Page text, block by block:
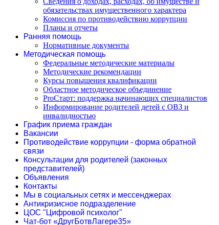
обязательствах имущественного характера
Комиссия по противодействию коррупции
Планы и отчеты
Ранняя помощь
Нормативные документы
Методическая помощь
Федеральные методические материалы
Методические рекомендации
Курсы повышения квалификации
Областное методическое объединение
ProСтарт: поддержка начинающих специалистов
Информирование родителей детей с ОВЗ и
инвалидностью
График приема граждан
Вакансии
Противодействие коррупции - форма обратной
связи
Консультации для родителей (законных
представителей)
Объявления
Контакты
Мы в социальных сетях и мессенджерах
Антикризисное подразделение
ЦОС "Цифровой психолог"
Чат-бот «ДругБотвЛагере35»